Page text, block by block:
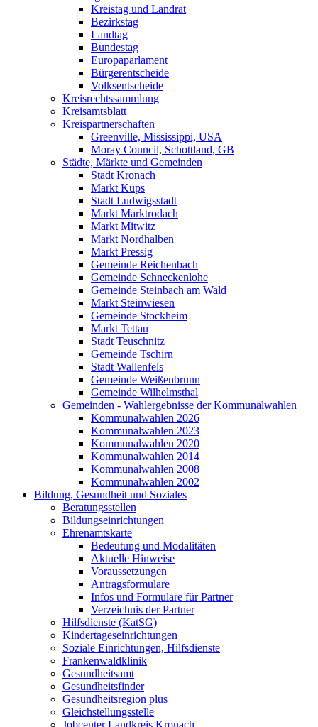
Kreistag und Landrat
Bezirkstag
Landtag
Bundestag
Europaparlament
Bürgerentscheide
Volksentscheide
Kreisrechtssammlung
Kreisamtsblatt
Kreispartnerschaften
Greenville, Mississippi, USA
Moray Council, Schottland, GB
Städte, Märkte und Gemeinden
Stadt Kronach
Markt Küps
Stadt Ludwigsstadt
Markt Marktrodach
Markt Mitwitz
Markt Nordhalben
Markt Pressig
Gemeinde Reichenbach
Gemeinde Schneckenlohe
Gemeinde Steinbach am Wald
Markt Steinwiesen
Gemeinde Stockheim
Markt Tettau
Stadt Teuschnitz
Gemeinde Tschirn
Stadt Wallenfels
Gemeinde Weißenbrunn
Gemeinde Wilhelmsthal
Gemeinden - Wahlergebnisse der Kommunalwahlen
Kommunalwahlen 2026
Kommunalwahlen 2023
Kommunalwahlen 2020
Kommunalwahlen 2014
Kommunalwahlen 2008
Kommunalwahlen 2002
Bildung, Gesundheit und Soziales
Beratungsstellen
Bildungseinrichtungen
Ehrenamtskarte
Bedeutung und Modalitäten
Aktuelle Hinweise
Voraussetzungen
Antragsformulare
Infos und Formulare für Partner
Verzeichnis der Partner
Hilfsdienste (KatSG)
Kindertageseinrichtungen
Soziale Einrichtungen, Hilfsdienste
Frankenwaldklinik
Gesundheitsamt
Gesundheitsfinder
Gesundheitsregion plus
Gleichstellungsstelle
Jobcenter Landkreis Kronach